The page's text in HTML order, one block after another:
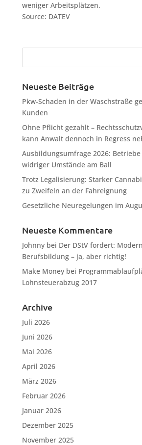
weniger Arbeitsplätzen.
Source: DATEV
Neueste Beiträge
Pkw-Schaden in der Waschstraße
Kunden
Ohne Pflicht gezahlt –
kann Anwalt dennoch in Regress
Ausbildungsumfrage 2026:
widriger Umstände am Ball
Trotz Legalisierung: Starker
zu Zweifeln an der Fahreignung
Gesetzliche Neuregelungen im
Neueste Kommentare
Johnnybei Der DStV fordert:
Berufsbildung – ja, aber richtig!
Make Moneybei
Lohnsteuerabzug 2017
Archive
Juli 2026
Juni 2026
Mai 2026
April 2026
März 2026
Februar 2026
Januar 2026
Dezember 2025
November 2025